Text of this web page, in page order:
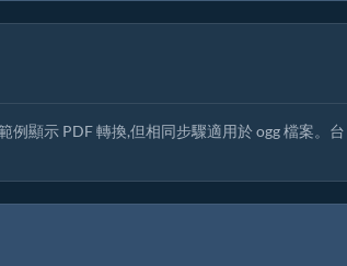
顯示 PDF 轉換,但相同步驟適用於 ogg 檔案。台